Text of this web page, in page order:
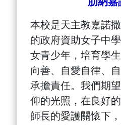
本校是天主教嘉諾
的政府資助女子中
女青少年，培育學
向善、自愛自律、
承擔責任。我們期
仰的光照，在良好
師長的愛護關懷下